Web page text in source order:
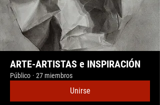
ARTE-ARTISTAS e INSPIRACIÓN
Público · 27 miembros
Unirse